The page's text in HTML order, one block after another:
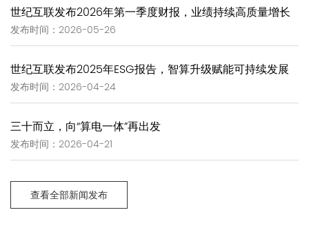
世纪互联发布2026年第一季度财报，业绩持续高质量增长
发布时间：2026-05-26
世纪互联发布2025年ESG报告，智算升级赋能可持续发展
发布时间：2026-04-24
三十而立，向“算电一体”再出发
发布时间：2026-04-21
查看全部新闻发布